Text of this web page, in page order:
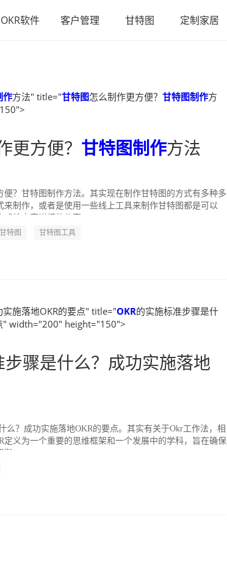
OKR软件 客户管理 甘特图 定制家居
作方法" title="甘特图怎么制作更方便？ 甘特图制作方
更方便？ 甘特图制作方法
便？甘特图制作方法。其实现在制作甘特图的方式有多种多
来制作，或者是使用一些线上工具来制作甘特图都是可以
甘特图 甘特图工具
施落地OKR的要点" title="OKR的实施标准步骤是什
" width="200" height="150">
骤是什么？成功实施落地
么？成功实施落地OKR的要点。其实有关于Okr工作法，相
定义为一个重要的思维框架和一个发展中的学科，旨在确保